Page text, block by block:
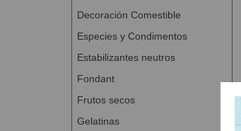
Decoración Comestible
Especies y Condimentos
Estabilizantes neutros
Fondant
Frutos secos
Gelatinas